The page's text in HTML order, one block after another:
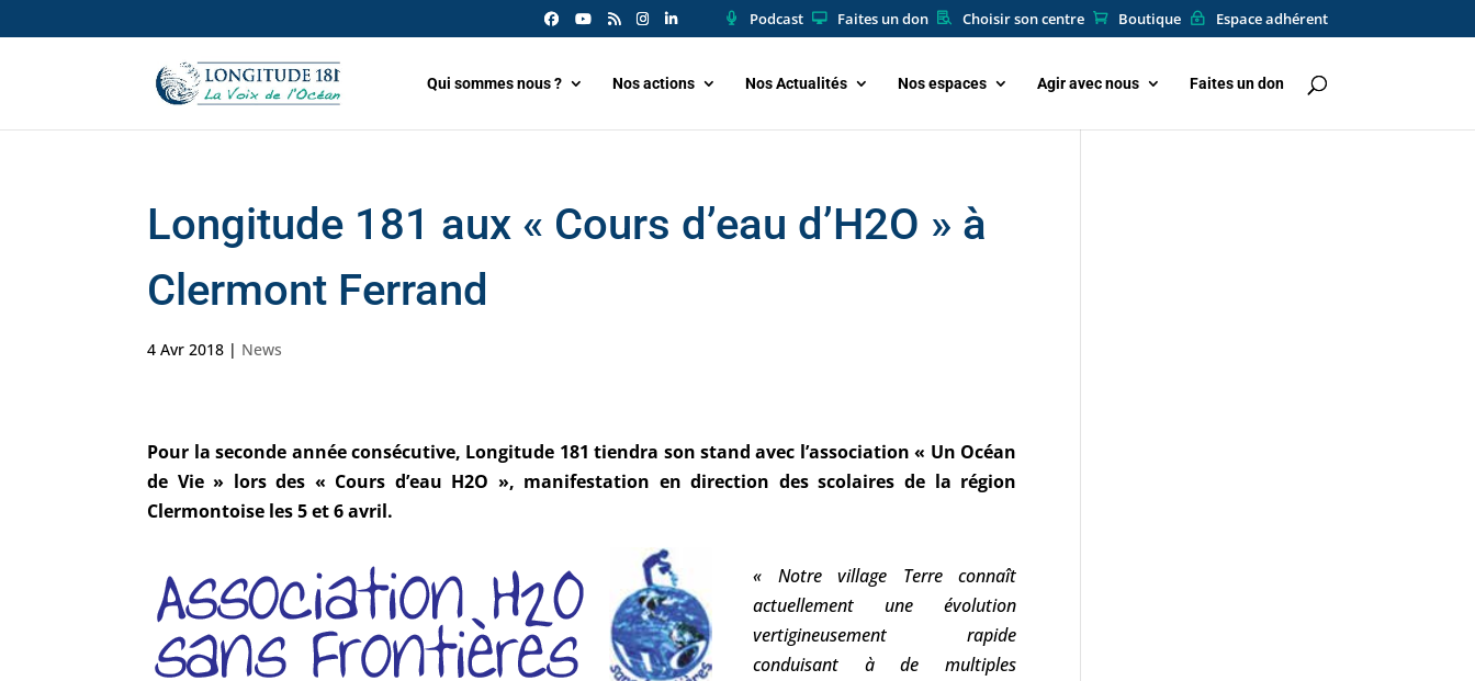
Podcast Faites un don Choisir son centre Boutique Espace adhérent
Qui sommes nous ? Nos actions Nos Actualités Nos espaces Agir avec nous Faites un don
Longitude 181 aux « Cours d’eau d’H2O » à
Clermont Ferrand
4 Avr 2018 | News
Pour la seconde année consécutive, Longitude 181 tiendra son stand avec l’association « Un Océan
de Vie » lors des « Cours d’eau H2O », manifestation en direction des scolaires de la région
Clermontoise les 5 et 6 avril.
« Notre village Terre connaît
actuellement une évolution
vertigineusement rapide
conduisant à de multiples